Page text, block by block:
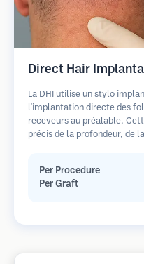
Direct Hair
La DHI utilise un stylo
l'implantation directe des
receveurs au préalable.
précis de la profondeur, de
Per Procedure
Per Graft